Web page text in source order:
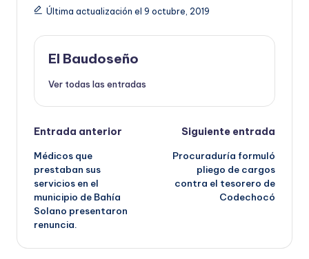
Última actualización el 9 octubre, 2019
El Baudoseño
Ver todas las entradas
Navegación
de
entradas
Entrada anterior
Médicos que
prestaban sus
servicios en el
municipio de Bahía
Solano presentaron
renuncia.
Siguiente entrada
Procuraduría formuló
pliego de cargos
contra el tesorero de
Codechocó